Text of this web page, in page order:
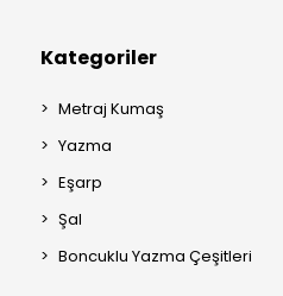
Kategoriler
Metraj Kumaş
Yazma
Eşarp
Şal
Boncuklu Yazma Çeşitleri